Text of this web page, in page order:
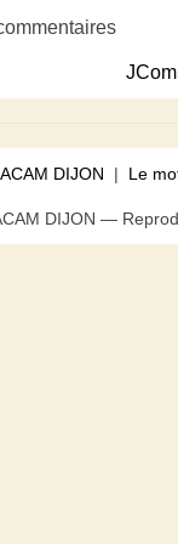
DIJON | Le
DIJON —